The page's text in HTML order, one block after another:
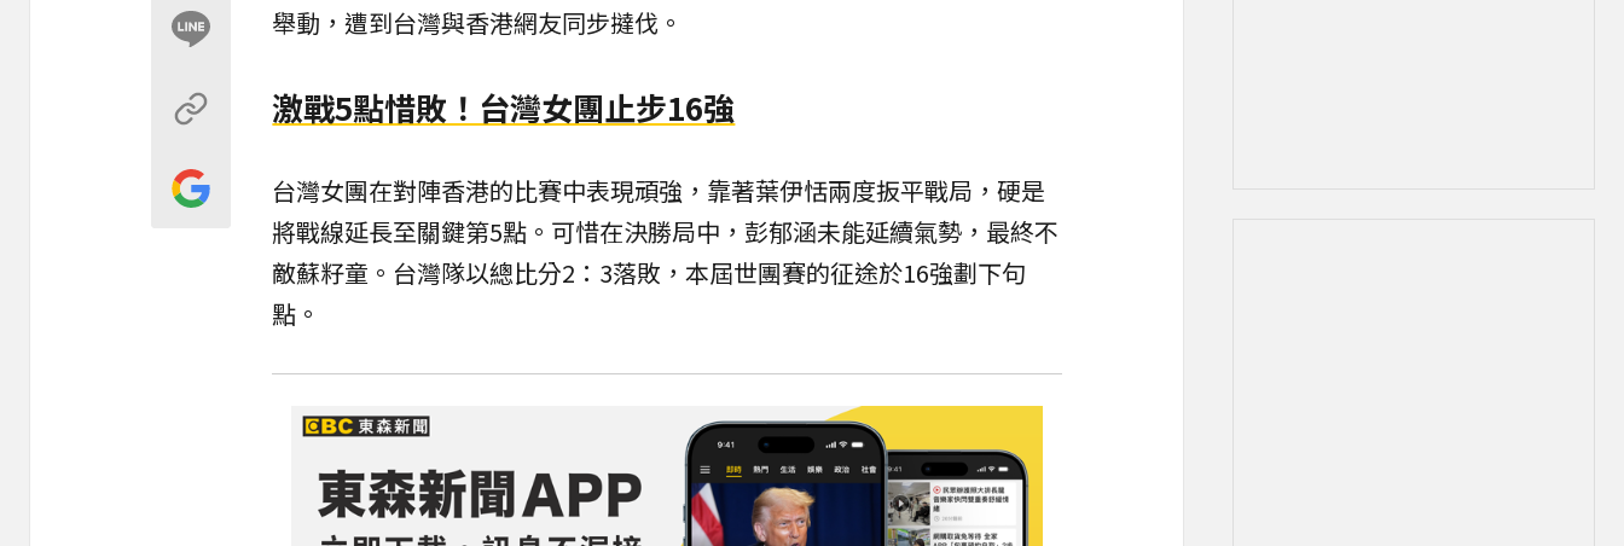
舉動，遭到台灣與香港網友同步撻伐。
激戰5點惜敗！台灣女團止步16強
台灣女團在對陣香港的比賽中表現頑強，靠著葉伊恬兩度扳平戰局，硬是
將戰線延長至關鍵第5點。可惜在決勝局中，彭郁涵未能延續氣勢，最終不
敵蘇籽童。台灣隊以總比分2：3落敗，本屆世團賽的征途於16強劃下句
點。